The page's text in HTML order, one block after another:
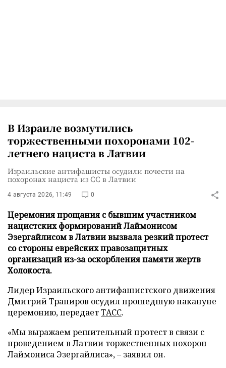
В Израиле возмутились
торжественными похоронами 102-
летнего нациста в Латвии
Израильские антифашисты осудили почести на
похоронах нациста из СС в Латвии
4 августа 2026, 11:49 0
Церемония прощания с бывшим участником
нацистских формирований Лаймонисом
Эзергайлисом в Латвии вызвала резкий протест
со стороны еврейских правозащитных
организаций из-за оскорбления памяти жертв
Холокоста.
Лидер Израильского антифашистского движения
Дмитрий Трапиров осудил прошедшую накануне
церемонию, передаетТАСС.
«Мы выражаем решительный протест в связи с
проведением в Латвии торжественных похорон
Лаймониса Эзергайлиса», – заявил он.